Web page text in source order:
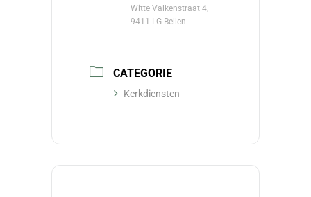
Witte Valkenstraat 4,
9411 LG Beilen
CATEGORIE
Kerkdiensten